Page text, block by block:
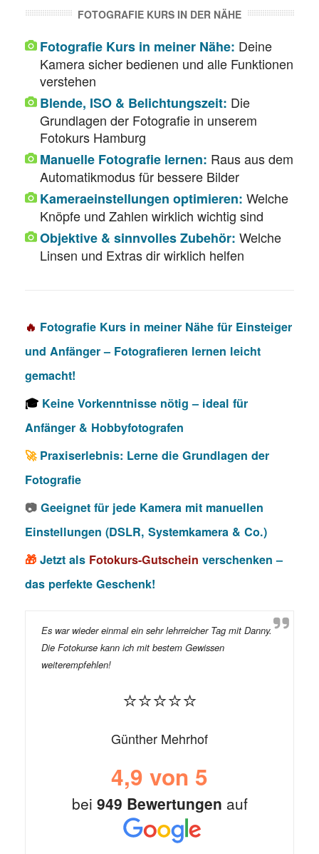
FOTOGRAFIE KURS IN DER NÄHE
Fotografie Kurs in meiner Nähe: Deine
Kamera sicher bedienen und alle Funktionen
verstehen
Blende, ISO & Belichtungszeit: Die
Grundlagen der Fotografie in unserem
Fotokurs Hamburg
Manuelle Fotografie lernen: Raus aus dem
Automatikmodus für bessere Bilder
Kameraeinstellungen optimieren: Welche
Knöpfe und Zahlen wirklich wichtig sind
Objektive & sinnvolles Zubehör: Welche
Linsen und Extras dir wirklich helfen
🔥 Fotografie Kurs in meiner Nähe für Einsteiger
und Anfänger – Fotografieren lernen leicht
gemacht!
🎓 Keine Vorkenntnisse nötig – ideal für
Anfänger & Hobbyfotografen
🚀 Praxiserlebnis: Lerne die Grundlagen der
Fotografie
📷 Geeignet für jede Kamera mit manuellen
Einstellungen (DSLR, Systemkamera & Co.)
🎁 Jetzt als Fotokurs-Gutschein verschenken –
das perfekte Geschenk!
Es war wieder einmal ein sehr lehrreicher Tag mit Danny.
Die Fotokurse kann ich mit bestem Gewissen
weiterempfehlen!
⭐⭐⭐⭐⭐
Günther Mehrhof
4,9 von 5
bei 949 Bewertungen auf